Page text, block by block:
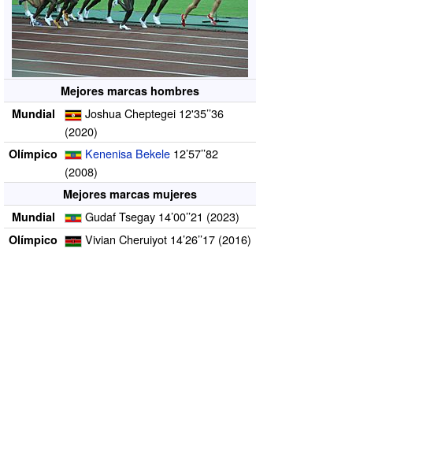
Mejores marcas hombres
Mundial
Joshua Cheptegei 12'35’’36
(2020)
Olímpico Kenenisa Bekele 12’57’’82
(2008)
Mejores marcas mujeres
Mundial
Gudaf Tsegay 14’00’’21 (2023)
Olímpico Vivian Cheruiyot 14’26’’17 (2016)